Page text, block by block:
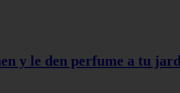
y le den perfume a tu